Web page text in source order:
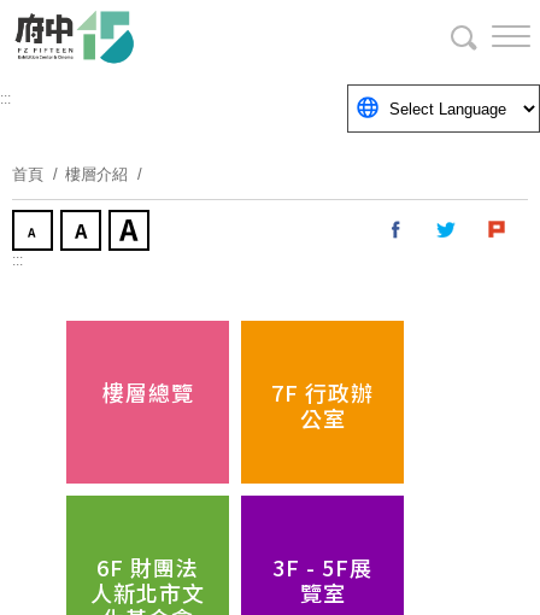
要
塊
:::
首頁 樓層介紹
:::
樓層總覽
7F 行政辦
公室
6F 財團法
人新北市文
3F - 5F展
覽室